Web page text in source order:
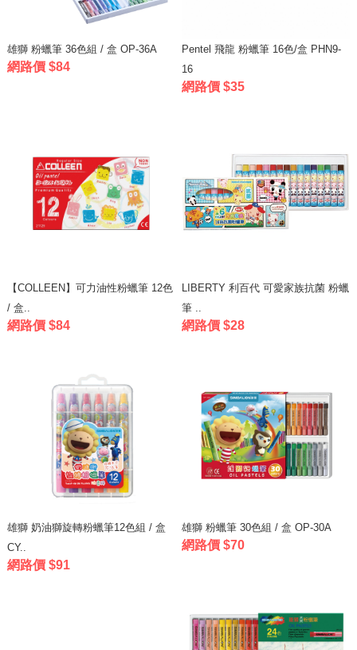
雄獅 粉蠟筆 36色組 / 盒 OP-36A
網路價 $84
Pentel 飛龍 粉蠟筆 16色/盒 PHN9-
16
網路價 $35
【COLLEEN】可力油性粉蠟筆 12色
/ 盒..
網路價 $84
LIBERTY 利百代 可愛家族抗菌 粉蠟
筆 ..
網路價 $28
雄獅 奶油獅旋轉粉蠟筆12色組 / 盒
CY..
網路價 $91
雄獅 粉蠟筆 30色組 / 盒 OP-30A
網路價 $70